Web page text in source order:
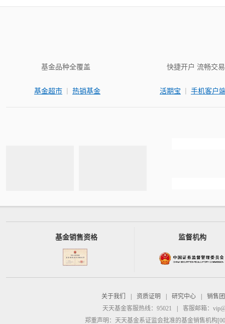
基金品种全覆盖
基金超市 | 热销基金
快捷开户 流畅交易
活期宝 | 手机客户
基金销售资格 监督机构
关于我们 资质证明 研究中心
销售
天天基金客服热线：95021
客服邮箱：
郑重声明： 天天基金系证监会批准的基金销售机构